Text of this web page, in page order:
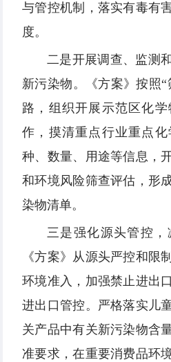
与管控机制，落实有毒有
度。
二是开展调查、监测
新污染物。《方案》按照
路，组织开展示范区化
作，摸清重点行业重点
种、数量、用途等信息，
和环境风险筛查评估，形
染物清单。
三是强化源头管控，
《方案》从源头严控和限
环境准入，加强禁止进出
进出口管控。严格落实儿
关产品中有关新污染物含
准要求，在重要消费品环